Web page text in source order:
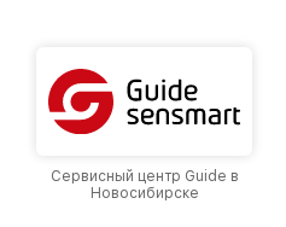
Сервисный центр Guide в
Новосибирске